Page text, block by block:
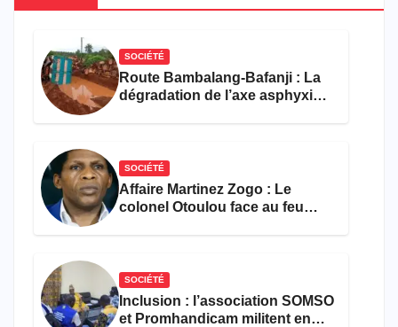
SOCIÉTÉ
Route Bambalang-Bafanji : La
dégradation de l’axe asphyxie
SOCIÉTÉ
Affaire Martinez Zogo : Le
colonel Otoulou face au feu
SOCIÉTÉ
Inclusion : l’association SOMSO
et Promhandicam militent en